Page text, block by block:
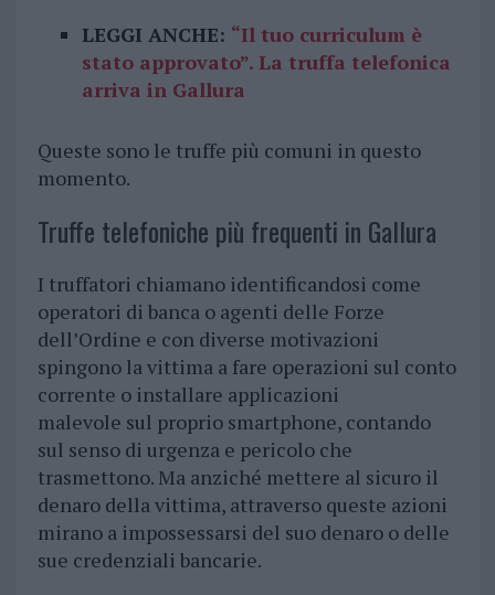
LEGGI ANCHE: “Il tuo curriculum è
stato approvato”. La truffa telefonica
arriva in Gallura
Queste sono le truffe più comuni in questo
momento.
Truffe telefoniche più frequenti in Gallura
I truffatori chiamano identificandosi come
operatori di banca o agenti delle Forze
dell’Ordine e con diverse motivazioni
spingono la vittima a fare operazioni sul conto
corrente o installare applicazioni
malevole sul proprio smartphone, contando
sul senso di urgenza e pericolo che
trasmettono. Ma anziché mettere al sicuro il
denaro della vittima, attraverso queste azioni
mirano a impossessarsi del suo denaro o delle
sue credenziali bancarie.